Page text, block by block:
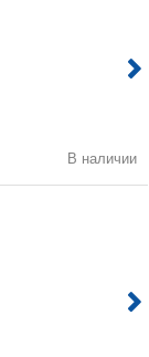
В наличии